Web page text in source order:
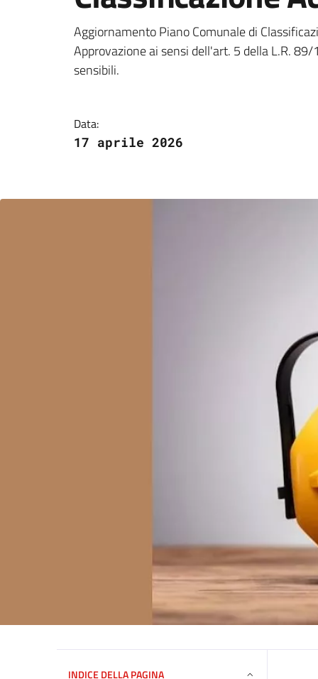
Aggiornamento
Aggiornamento Piano Comunale di
Approvazione ai sensi dell'art. 5 della L.R.
sensibili.
Data:
17 aprile 2026
INDICE DELLA PAGINA